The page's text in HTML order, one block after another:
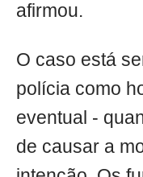
afirmou.
O caso está
polícia como
eventual -
de causar a